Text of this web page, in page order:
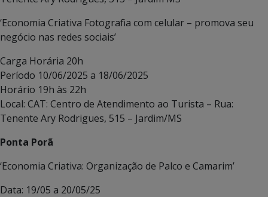
‘Economia Criativa Fotografia com celular – promova seu
negócio nas redes sociais’
Carga Horária 20h
Período 10/06/2025 a 18/06/2025
Horário 19h às 22h
Local: CAT: Centro de Atendimento ao Turista – Rua:
Tenente Ary Rodrigues, 515 – Jardim/MS
Ponta Porã
‘Economia Criativa: Organização de Palco e Camarim’
Data: 19/05 a 20/05/25